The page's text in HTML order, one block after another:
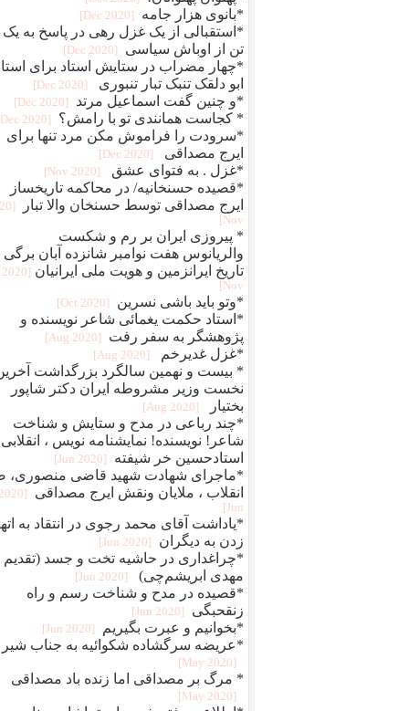
*بانوی هزار جامه [2020 Dec]
*استقبالی از یک غزل رهی در پاسخ به یک
تن از اوباش سیاسی
[2020 Dec]
*چهار مضراب در ستایش استاد برای
ابو دلقک تنبک تبار تنبوری
[2020 Dec]
*و چنین گفت اسماعیل مرتد [2020 Dec]
* کجاست همانندی تو با رامش؟ [2020 Dec]
*سرودت را فراموش مکن مرد تنها برای
ایرج مصداقی
[2020 Dec]
*غزل . به فتوای عشق [2020 Nov]
*قصیده حسنخانیه/ در محاکمه تاریخساز
ایرج مصداقی توسط حسنخان والا تبار
Nov]
* پیروزی ایران بر رم و شکست
والریانوس هفت نوامبر شانزده آبان برگی
تاریخ ایرانزمین و هویت ملی ایرانیان
[2020
Nov]
*وتو باید باشی نسرین [2020 Oct]
*استاد حکمت یغمائی شاعر نویسنده و
پژوهشگر به سفر رفت
[2020 Aug]
*غزل غدیرخم [2020 Aug]
* بیست و نهمین سالگرد بزرگداشت
نخست وزیر مشروطه ایران دکتر شاپور
بختیار
[2020 Aug]
*چند رباعی در مدح و ستایش و شناخت
شاعر! نویسنده! نمایشنامه نویس ، انقلابی
استادحسین خر شیفته
[2020 Jun]
*ماجرای شهادت شهید قاضی منصوری،
انقلاب ، ملایان ونقش ایرج مصداقی
[2020
Jun]
*یاداشت آقای محمد رجوی در انتقاد به
زدن به دیگران
[2020 Jun]
*چراغداری در حاشیه تخت و جسد (تقدیم
مهدی ابریشم‌چی)
[2020 Jun]
*قصیده در مدح و شناخت رسم و راه
زنقحبگی
[2020 Jun]
*بخوانیم و عبرت بگیریم [2020 Jun]
*عریضه سرگشاده شکوائیه به جناب شیر
[2020 May]
* مرگ بر مصداقی اما زنده باد مصداقی
[2020 May]